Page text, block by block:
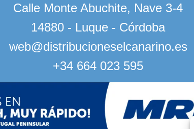
Calle Monte Abuchite, Nave 3-4
14880 - Luque - Córdoba
web@distribucioneselcanarino.es
+34 664 023 595